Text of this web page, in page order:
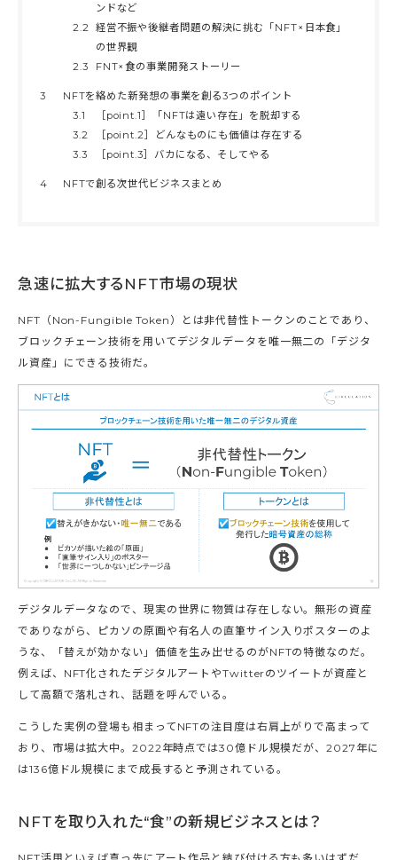
ンドなど
2.2
経営不振や後継者問題の解決に挑む「NFT×日本食」
の世界観
2.3
FNT×食の事業開発ストーリー
3
NFTを絡めた新発想の事業を創る3つのポイント
3.1
［point.1］「NFTは遠い存在」を脱却する
3.2
［point.2］どんなものにも価値は存在する
3.3
［point.3］バカになる、そしてやる
4 NFTで創る次世代ビジネスまとめ
急速に拡大するNFT市場の現状
NFT（Non-Fungible Token）とは非代替性トークンのことであり、
ブロックチェーン技術を用いてデジタルデータを唯一無二の「デジタ
ル資産」にできる技術だ。
デジタルデータなので、現実の世界に物質は存在しない。無形の資産
でありながら、ピカソの原画や有名人の直筆サイン入りポスターのよ
うな、「替えが効かない」価値を生み出せるのがNFTの特徴なのだ。
例えば、NFT化されたデジタルアートやTwitterのツイートが資産と
して高額で落札され、話題を呼んでいる。
こうした実例の登場も相まってNFTの注目度は右肩上がりで高まって
おり、市場は拡大中。2022年時点では30億ドル規模だが、2027年に
は136億ドル規模にまで成長すると予測されている。
NFTを取り入れた“食”の新規ビジネスとは？